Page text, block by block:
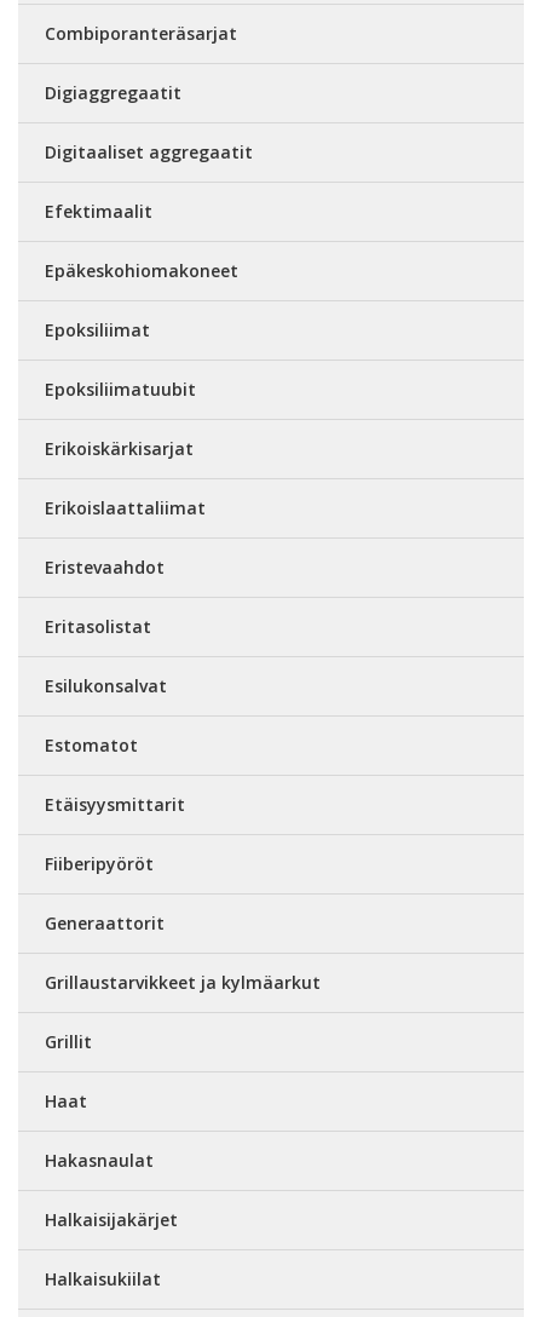
Combiporanteräsarjat
Digiaggregaatit
Digitaaliset aggregaatit
Efektimaalit
Epäkeskohiomakoneet
Epoksiliimat
Epoksiliimatuubit
Erikoiskärkisarjat
Erikoislaattaliimat
Eristevaahdot
Eritasolistat
Esilukonsalvat
Estomatot
Etäisyysmittarit
Fiiberipyöröt
Generaattorit
Grillaustarvikkeet ja kylmäarkut
Grillit
Haat
Hakasnaulat
Halkaisijakärjet
Halkaisukiilat